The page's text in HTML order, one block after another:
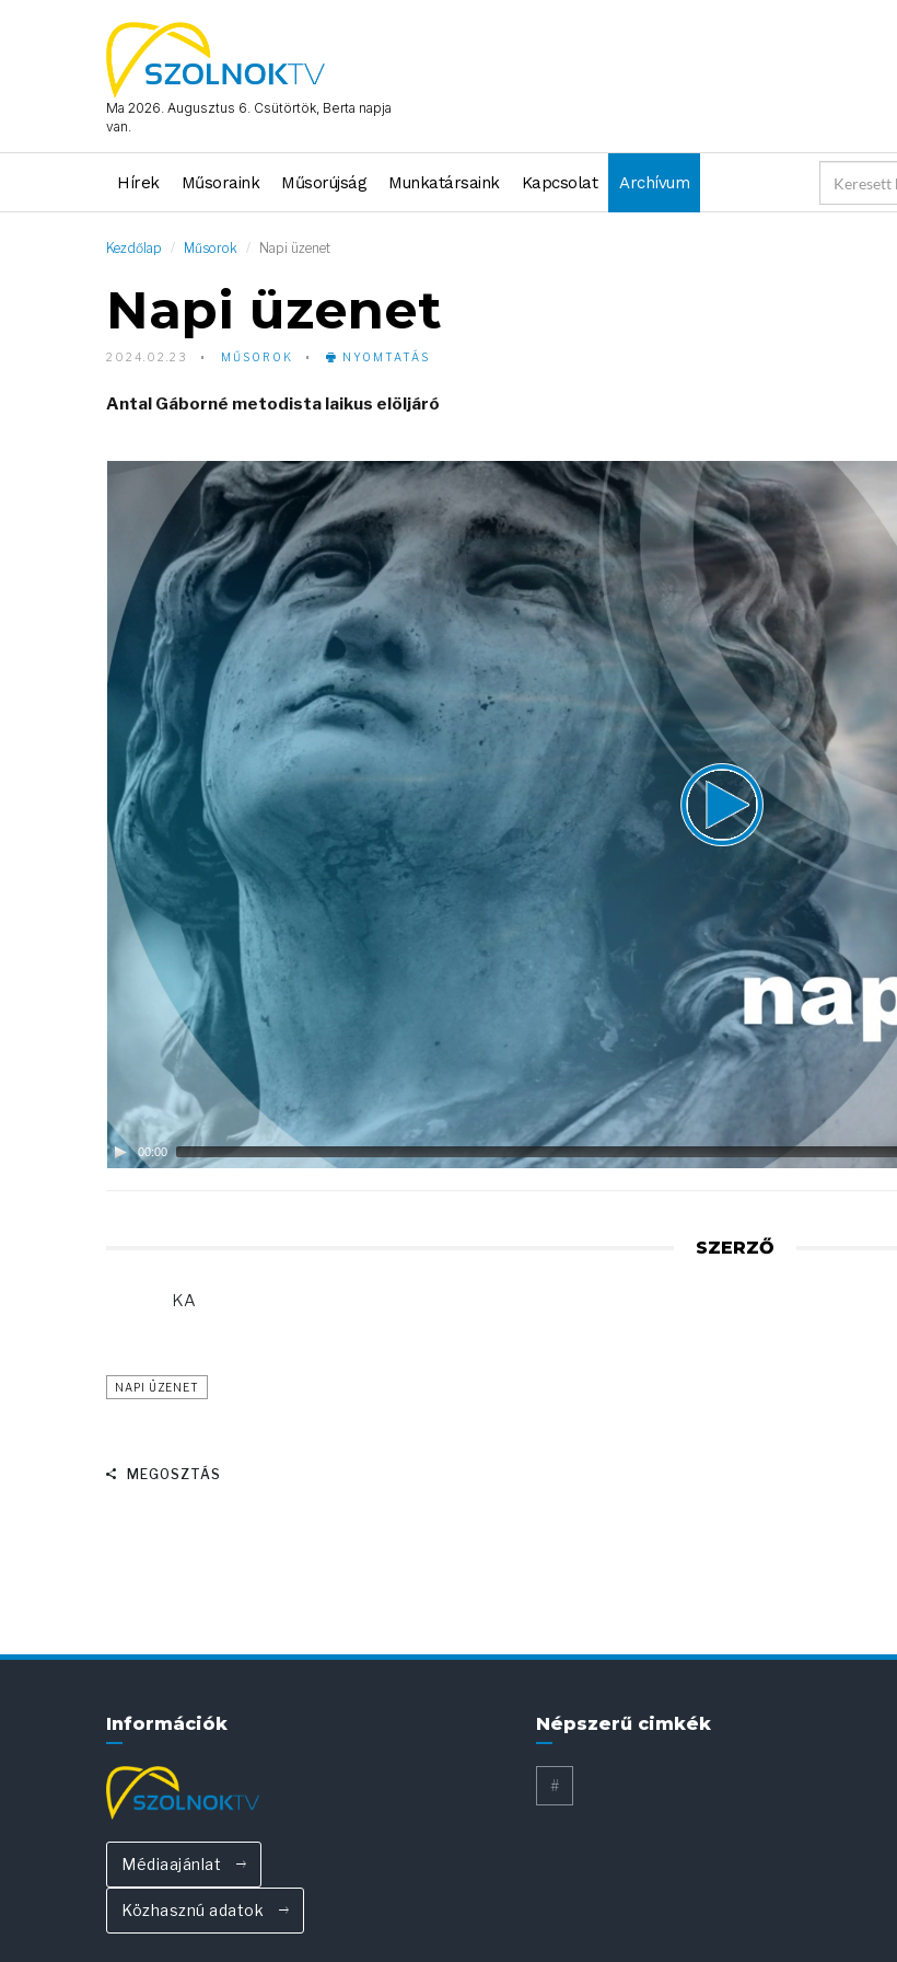
Ma 2026. Augusztus 6. Csütörtök, Berta napja
van.
Hírek Műsoraink Műsorújság Munkatársaink Kapcsolat Archívum
Kezdőlap Műsorok Napi üzenet
Napi üzenet
2024.02.23 MŰSOROK NYOMTATÁS
Antal Gáborné metodista laikus elöljáró
Video
00:00
SZERZŐ
KA
NAPI ÜZENET
MEGOSZTÁS
Információk
Médiaajánlat
Közhasznú adatok
Népszerű cimkék
#